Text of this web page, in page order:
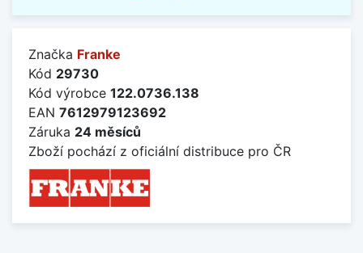
Značka Franke
Kód 29730
Kód výrobce 122.0736.138
EAN 7612979123692
Záruka 24 měsíců
Zboží pochází z oficiální distribuce pro ČR